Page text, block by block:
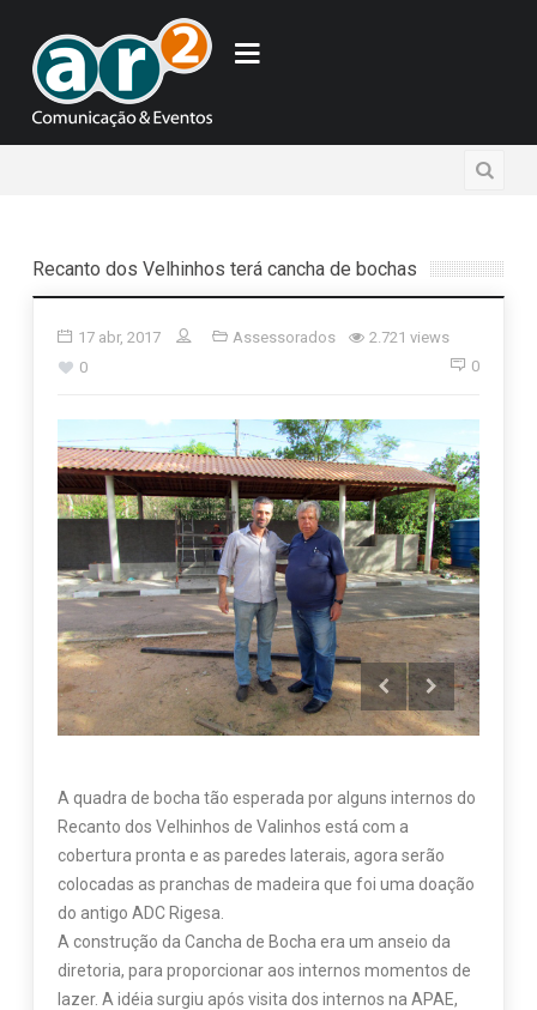
Recanto dos Velhinhos terá cancha de bochas
17 abr, 2017 Assessorados
2.721 views
0
0
A quadra de bocha tão esperada por alguns internos do
Recanto dos Velhinhos de Valinhos está com a
cobertura pronta e as paredes laterais, agora serão
colocadas as pranchas de madeira que foi uma doação
do antigo ADC Rigesa.
A construção da Cancha de Bocha era um anseio da
diretoria, para proporcionar aos internos momentos de
lazer. A idéia surgiu após visita dos internos na APAE,